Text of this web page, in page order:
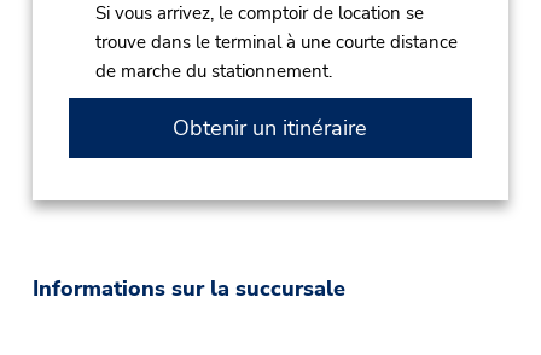
Si vous arrivez, le comptoir de location se
trouve dans le terminal à une courte distance
de marche du stationnement.
Obtenir un itinéraire
Informations sur la succursale